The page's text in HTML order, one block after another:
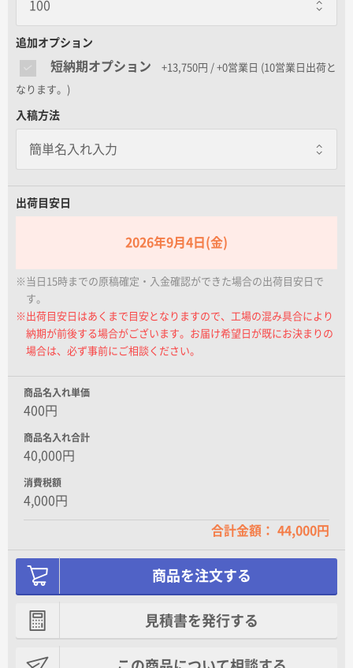
再注文について
名入れグループサイト
追加オプション
短納期オプション +13,750円 / +0営業日 (10営業日出荷と
なります。)
入稿方法
出荷目安日
2026年9月4日(金)
※当日15時までの原稿確定・入金確認ができた場合の出荷目安日で
す。
※出荷目安日はあくまで目安となりますので、工場の混み具合により
納期が前後する場合がございます。お届け希望日が既にお決まりの
場合は、必ず事前にご相談ください。
商品名入れ単価
400円
商品名入れ合計
40,000円
消費税額
4,000円
合計金額： 44,000円
商品を注文する
見積書を発行する